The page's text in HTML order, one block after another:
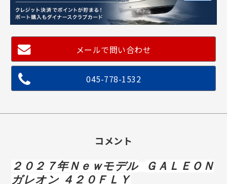
メールで問い合わせ
045-778-1532
コメント
２０２７年Ｎｅｗモデル
ＧＡＬＥＯＮ
ガレオン ４２０ＦＬＹ